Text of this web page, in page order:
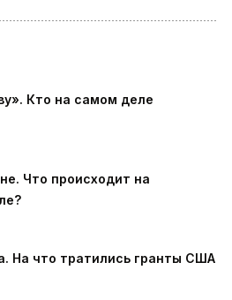
Кто на самом деле
Что происходит на
На что тратились гранты США